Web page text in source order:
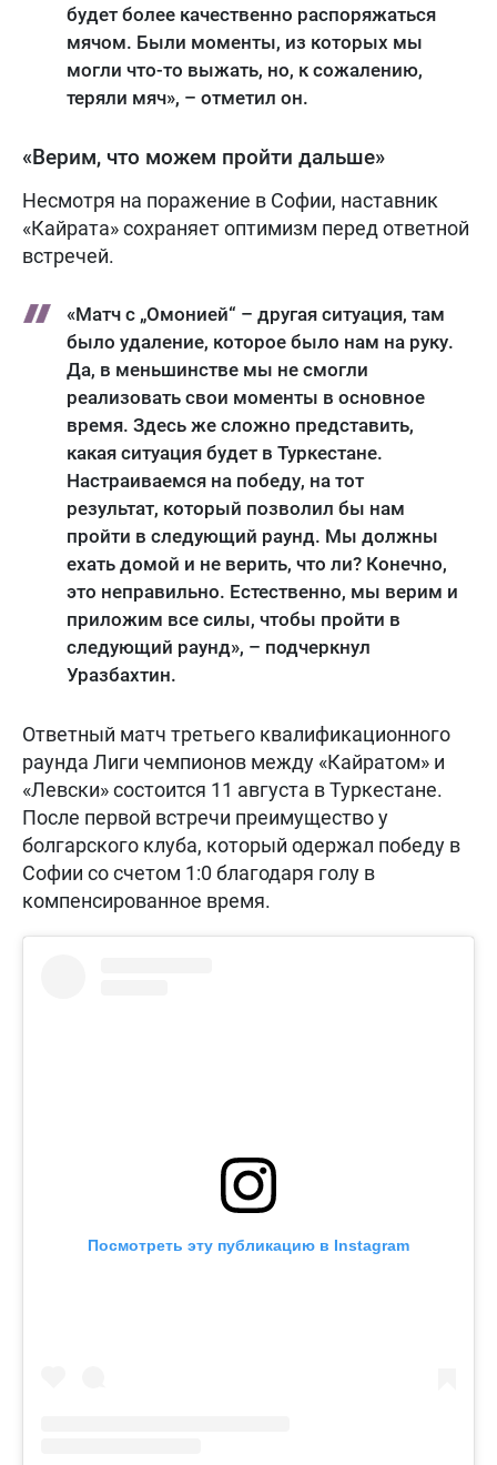
будет более качественно распоряжаться
мячом. Были моменты, из которых мы
могли что-то выжать, но, к сожалению,
теряли мяч», – отметил он.
«Верим, что можем пройти дальше»
Несмотря на поражение в Софии, наставник
«Кайрата» сохраняет оптимизм перед ответной
встречей.
«Матч с „Омонией“ – другая ситуация, там
было удаление, которое было нам на руку.
Да, в меньшинстве мы не смогли
реализовать свои моменты в основное
время. Здесь же сложно представить,
какая ситуация будет в Туркестане.
Настраиваемся на победу, на тот
результат, который позволил бы нам
пройти в следующий раунд. Мы должны
ехать домой и не верить, что ли? Конечно,
это неправильно. Естественно, мы верим и
приложим все силы, чтобы пройти в
следующий раунд», – подчеркнул
Уразбахтин.
Ответный матч третьего квалификационного
раунда Лиги чемпионов между «Кайратом» и
«Левски» состоится 11 августа в Туркестане.
После первой встречи преимущество у
болгарского клуба, который одержал победу в
Софии со счетом 1:0 благодаря голу в
компенсированное время.
Посмотреть эту публикацию в Instagram